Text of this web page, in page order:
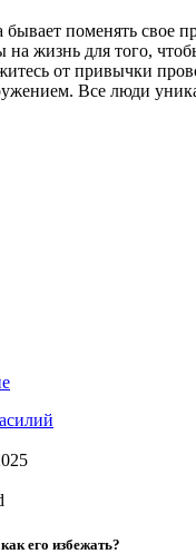
бывает поменять свое
на жизнь для того,
от привычки
Все люди
его избежать?